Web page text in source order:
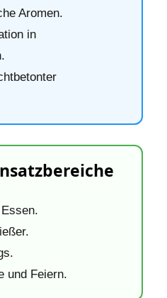
Aromen.
in
und Feiern.